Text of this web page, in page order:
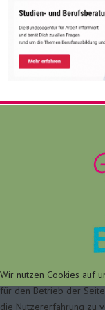
Wir nutzen Cookies auf
für den Betrieb der
die Nutzererfahrung zu